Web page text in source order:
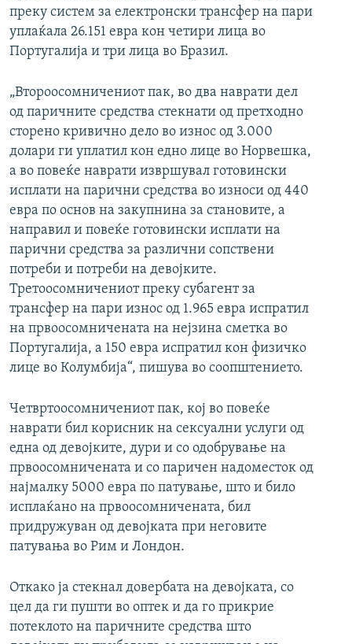
преку систем за електронски трансфер на пари
уплаќала 26.151 евра кон четири лица во
Португалија и три лица во Бразил.
„Второосомничениот пак, во два наврати дел
од паричните средства стекнати од претходно
сторено кривично дело во износ од 3.000
долари ги уплатил кон едно лице во Норвешка,
а во повеќе наврати извршувал готовински
исплати на парични средства во износи од 440
евра по основ на закупнина за становите, а
направил и повеќе готовински исплати на
парични средства за различни сопствени
потреби и потреби на девојките.
Третоосомничениот преку субагент за
трансфер на пари износ од 1.965 евра испратил
на првоосомничената на нејзина сметка во
Португалија, а 150 евра испратил кон физичко
лице во Колумбија“, пишува во соопштението.
Четвртоосомничениот пак, кој во повеќе
наврати бил корисник на сексуални услуги од
една од девојките, дури и со одобрување на
првоосомничената и со паричен надоместок од
најмалку 5000 евра по патување, што и било
исплаќано на првоосомничената, бил
придружуван од девојката при неговите
патувања во Рим и Лондон.
Откако ја стекнал довербата на девојката, со
цел да ги пушти во оптек и да го прикрие
потеклото на паричните средства што